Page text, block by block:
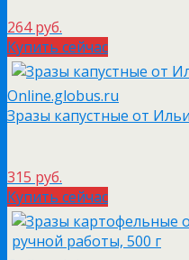
264 руб.
Купить сейчас
Online.globus.ru
Зразы капустные от
315 руб.
Купить сейчас